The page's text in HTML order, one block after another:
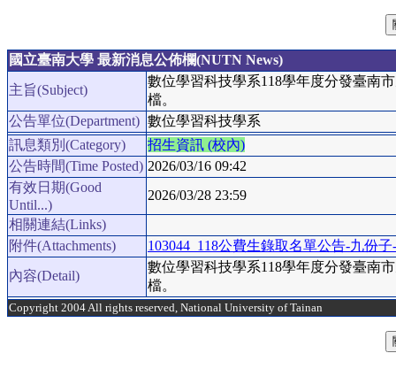
國立臺南大學 最新消息公佈欄(NUTN News)
主旨(Subject)
數位學習科技學系118學年度分發臺南
檔。
公告單位(Department) 數位學習科技學系
訊息類別(Category)
招生資訊 (校內)
公告時間(Time Posted) 2026/03/16 09:42
有效日期(Good
Until...)
2026/03/28 23:59
相關連結(Links)
附件(Attachments)
103044_118公費生錄取名單公告-九份子
內容(Detail)
數位學習科技學系118學年度分發臺南
檔。
Copyright 2004 All rights reserved, National University of Tainan